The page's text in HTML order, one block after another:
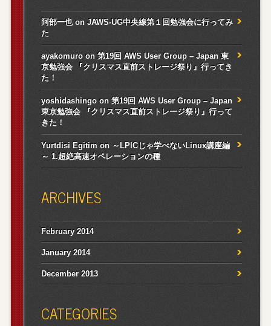
阿部一也onJAWS-UG中央線第１回勉強会に行ってみ
た
ayakomuroon第19回 AWS User Group – Japan 東
京勉強会 『クリスマス直前ストレージ祭り』行ってき
た！
yoshidashingoon第19回 AWS User Group – Japan
東京勉強会 『クリスマス直前ストレージ祭り』行って
きた！
Yurtdisi Egitim on ～LPICじゃ学べないLinux講座編
～ 1.超絶高速オペレーションの種
ARCHIVES
February 2014
January 2014
December 2013
CATEGORIES